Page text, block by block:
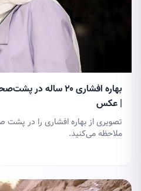
بهاره افشاری ۲۰
| عکس
تصویری از بهاره افشاری را در
ملاحظه می‌کنید.